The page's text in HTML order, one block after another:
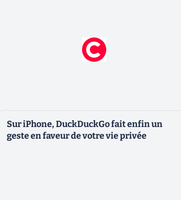
Sur iPhone, DuckDuckGo fait enfin un
geste en faveur de votre vie privée